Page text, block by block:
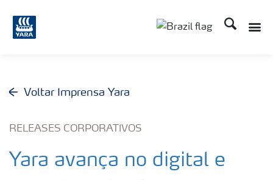
Busca
Voltar Imprensa Yara
RELEASES CORPORATIVOS
Yara avança no digital e